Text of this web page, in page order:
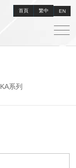
首頁 繁中 EN
KA系列